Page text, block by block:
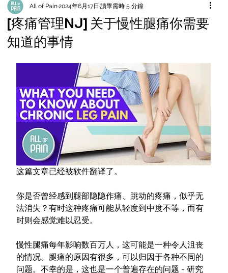
[疼痛管理NJ] 关于慢性腿痛你需要
知道的事情
All of Pain2024年6月17日 讀畢需時 5 分鐘
这篇文章已经被软件翻译了。
你是否曾经感到腿部隐隐作痛、跳动的疼痛，似乎无
法消失？有时这种疼痛可能从轻度到中度不等，而有
时则会感觉难以忍受。
慢性腿痛每年影响数百万人，这可能是一种令人沮丧
的情况。腿痛的原因有很多，可以归因于各种不同的
问题。不幸的是，这也是一个普遍存在的问题 - 研究